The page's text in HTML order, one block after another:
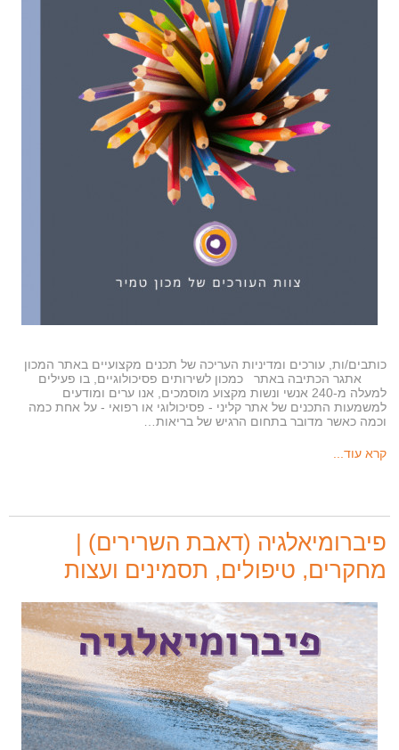
כותבים/ות, עורכים ומדיניות העריכה של תכנים מקצועיים באתר המכון
אתגר הכתיבה באתר כמכון לשירותים פסיכולוגיים, בו פעילים
למעלה מ-240 אנשי ונשות מקצוע מוסמכים, אנו ערים ומודעים
למשמעות התכנים של אתר קליני - פסיכולוגי או רפואי - על אחת כמה
וכמה כאשר מדובר בתחום הרגיש של בריאות…
קרא עוד...
פיברומיאלגיה (דאבת השרירים) |
מחקרים, טיפולים, תסמינים ועצות